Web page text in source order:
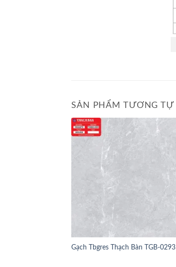
SẢN PHẨM TƯƠNG TỰ
Gạch Tbgres Thạch Bàn TGB-0293